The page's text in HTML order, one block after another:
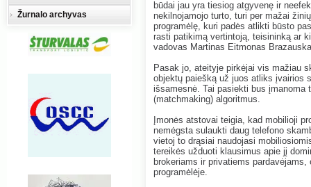
būdai jau yra tiesiog atgyvenę ir
nekilnojamojo turto, turi per mažai
programėlę, kuri padės atlikti būsto
rasti patikimą vertintoją, teisininką ar
vadovas Martinas Eitmonas
Pasak jo, ateityje pirkėjai vis mažiau
objektų paiešką už juos atliks įvairios
išsamesnė. Tai pasiekti bus įmanoma
(matchmaking) algoritmus.
Įmonės atstovai teigia, kad mobilioji
nemėgsta sulaukti daug telefono
vietoj to drąsiai naudojasi
tereikės užduoti klausimus apie jį
brokeriams ir privatiems
programėlėje.
Žurnalo archyvas